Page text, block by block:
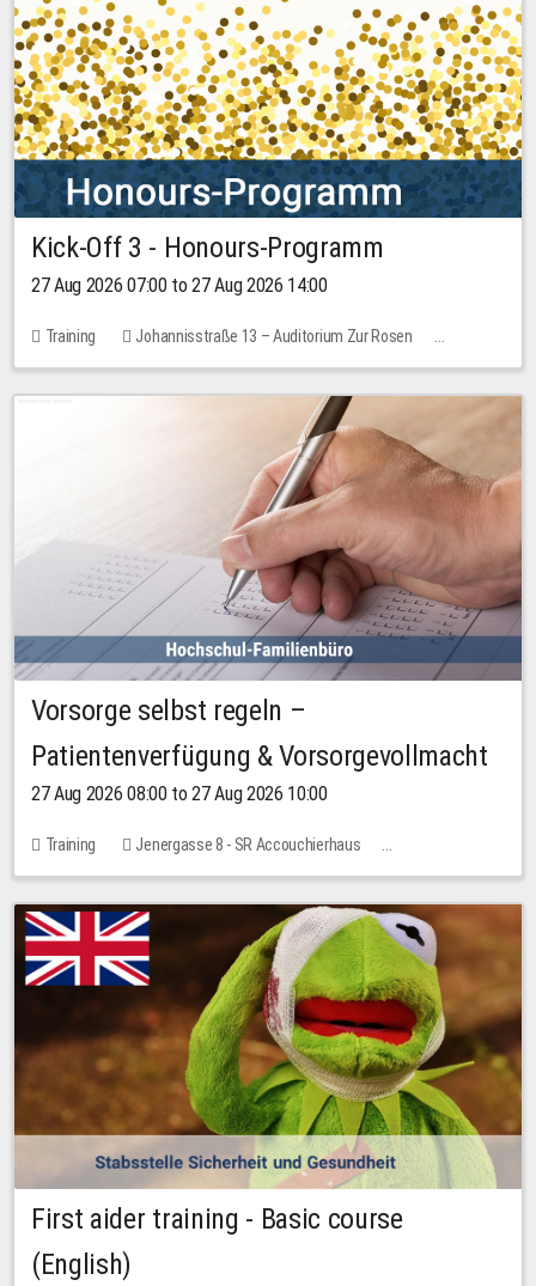
Kick-Off 3 - Honours-Programm
27 Aug 2026 07:00 to 27 Aug 2026 14:00
Training
Johannisstraße 13 – Auditorium Zur Rosen
11 places
Vorsorge selbst regeln –
Patientenverfügung & Vorsorgevollmacht
27 Aug 2026 08:00 to 27 Aug 2026 10:00
Training
Jenergasse 8 - SR Accouchierhaus
No free places
First aider training - Basic course
(English)